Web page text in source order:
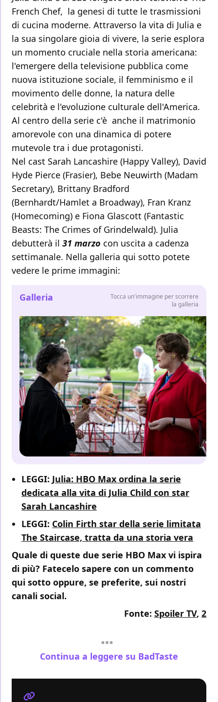
French Chef, la genesi di tutte le trasmissioni
di cucina moderne. Attraverso la vita di Julia e
la sua singolare gioia di vivere, la serie esplora
un momento cruciale nella storia americana:
l'emergere della televisione pubblica come
nuova istituzione sociale, il femminismo e il
movimento delle donne, la natura delle
celebrità e l'evoluzione culturale dell'America.
Al centro della serie c'è anche il matrimonio
amorevole con una dinamica di potere
mutevole tra i due protagonisti.
Nel cast Sarah Lancashire (Happy Valley), David
Hyde Pierce (Frasier), Bebe Neuwirth (Madam
Secretary), Brittany Bradford
(Bernhardt/Hamlet a Broadway), Fran Kranz
(Homecoming) e Fiona Glascott (Fantastic
Beasts: The Crimes of Grindelwald). Julia
debutterà il 31 marzo con uscita a cadenza
settimanale. Nella galleria qui sotto potete
vedere le prime immagini:
Galleria
Tocca un'immagine per scorrere
la galleria
LEGGI: Julia: HBO Max ordina la serie
dedicata alla vita di Julia Child con star
Sarah Lancashire
LEGGI: Colin Firth star della serie limitata
The Staircase, tratta da una storia vera
Quale di queste due serie HBO Max vi ispira
di più? Fatecelo sapere con un commento
qui sotto oppure, se preferite, sui nostri
canali social.
Fonte: Spoiler TV, 2
Continua a leggere su BadTaste